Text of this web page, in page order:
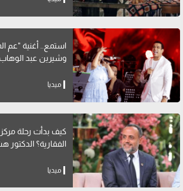
استمع.. أغنية "عم
وشيرين عبد الوهاب
ميديا
كيف بدأت رحلة
الفقارية؟
ميديا